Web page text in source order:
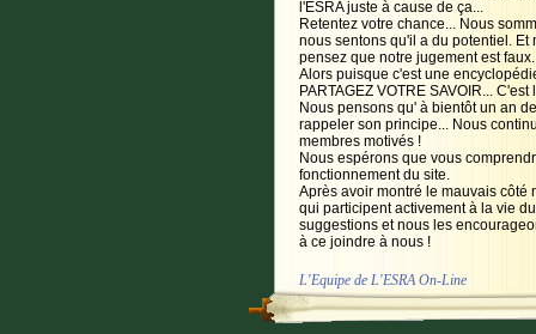
l'ESRA juste à cause de ça...
Retentez votre chance... Nous
nous sentons qu'il a du potentiel. Et
pensez que notre jugement est faux.
Alors puisque c'est une
PARTAGEZ VOTRE SAVOIR...
Nous pensons qu' à bientôt un an
rappeler son principe... Nous
membres motivés !
Nous espérons que vous
fonctionnement du site.
Après avoir montré le mauvais côté
qui participent activement à la vie
suggestions et nous les
à ce joindre à nous !
L'Equipe de L'ESRA On-Line